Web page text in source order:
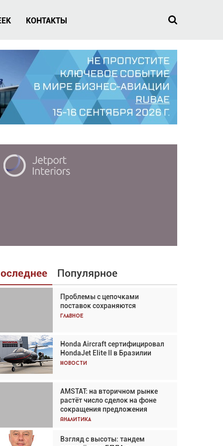
КОНТАКТЫ
Популярное
Проблемы с цепочками
поставок сохраняются
Главное
Honda Aircraft сертифицировал
HondaJet Elite II в Бразилии
Новости
AMSTAT: на вторичном рынке
растёт число сделок на фоне
сокращения предложения
Аналитика
Взгляд с высоты: тандем
Взгляд с высоты: тандем
вертолётов и БПЛА в
спасательных операциях
Авиационный фотограф Дэйв
Кох: «Фотография говорит сама
за себя... а ИИ всё портит»
Проблемы с цепочками
поставок сохраняются
Аналитика
Частный самолёт – это актив.